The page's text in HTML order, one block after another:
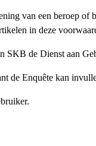
van een beroep
in deze
SKB de Dienst aan
Enquête kan